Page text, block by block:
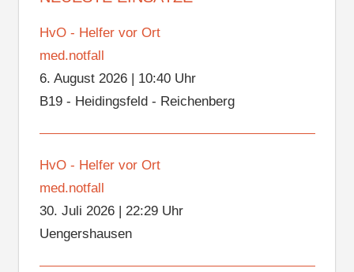
HvO - Helfer vor Ort
med.notfall
6. August 2026| 10:40 Uhr
B19 - Heidingsfeld - Reichenberg
HvO - Helfer vor Ort
med.notfall
30. Juli 2026| 22:29 Uhr
Uengershausen